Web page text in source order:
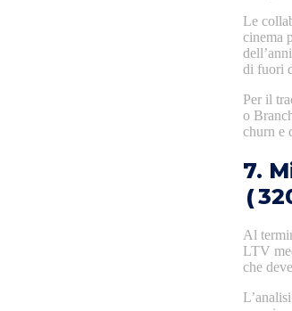
Le
cinema
di fuori
Per il
o
churn e
7.
(
Al
LTV
che